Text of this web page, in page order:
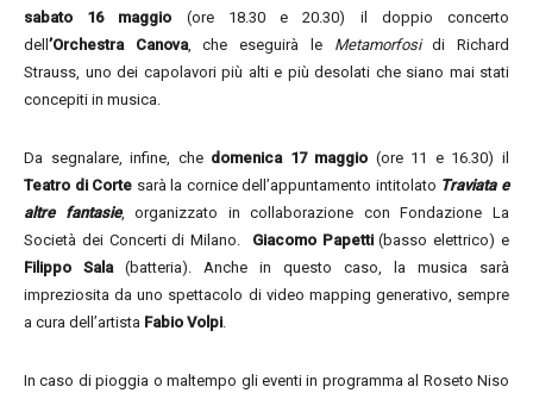
sabato 16 maggio (ore 18.30 e 20.30) il doppio concerto
dell ’Orchestra Canova, che eseguirà le Metamorfosidi Richard
Strauss, uno dei capolavori più alti e più desolati che siano mai stati
concepiti in musica.
Da segnalare, infine, che domenica 17 maggio (ore 11 e 16.30) il
Teatro di Corte sarà la cornice dell’appuntamento intitolato Traviata e
altre fantasie, organizzato in collaborazione con Fondazione La
Società dei Concerti di Milano. Giacomo Papetti(basso elettrico) e
Filippo Sala(batteria). Anche in questo caso, la musica sarà
impreziosita da uno spettacolo di video mapping generativo, sempre
a cura dell’artista Fabio Volpi.
In caso di pioggia o maltempo gli eventi in programma al Roseto Niso